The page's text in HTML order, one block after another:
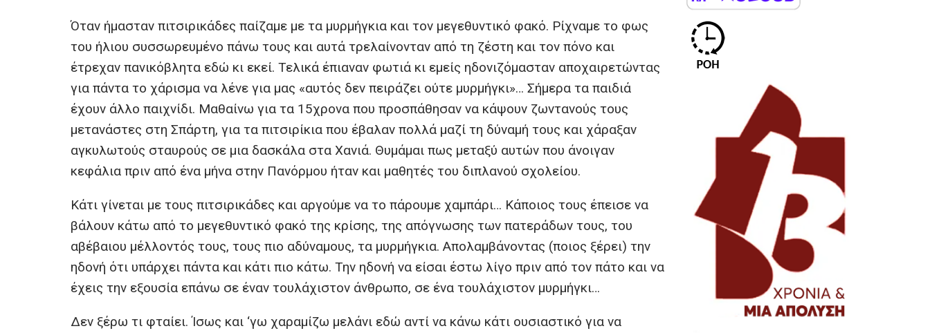
ce
b
o
o
k
tt
er
ail er at
s
A
p
p
se
n
g
er
Όταν ήμασταν πιτσιρικάδες παίζαμε με τα μυρμήγκια και τον μεγεθυντικό φακό. Ρίχναμε το φως
του ήλιου συσσωρευμένο πάνω τους και αυτά τρελαίνονταν από τη ζέστη και τον πόνο και
έτρεχαν πανικόβλητα εδώ κι εκεί. Τελικά έπιαναν φωτιά κι εμείς ηδονιζόμασταν αποχαιρετώντας
για πάντα το χάρισμα να λένε για μας «αυτός δεν πειράζει ούτε μυρμήγκι»… Σήμερα τα παιδιά
έχουν άλλο παιχνίδι. Μαθαίνω για τα 15χρονα που προσπάθησαν να κάψουν ζωντανούς τους
μετανάστες στη Σπάρτη, για τα πιτσιρίκια που έβαλαν πολλά μαζί τη δύναμή τους και χάραξαν
αγκυλωτούς σταυρούς σε μια δασκάλα στα Χανιά. Θυμάμαι πως μεταξύ αυτών που άνοιγαν
κεφάλια πριν από ένα μήνα στην Πανόρμου ήταν και μαθητές του διπλανού σχολείου.
Κάτι γίνεται με τους πιτσιρικάδες και αργούμε να το πάρουμε χαμπάρι… Κάποιος τους έπεισε να
βάλουν κάτω από το μεγεθυντικό φακό της κρίσης, της απόγνωσης των πατεράδων τους, του
αβέβαιου μέλλοντός τους, τους πιο αδύναμους, τα μυρμήγκια. Απολαμβάνοντας (ποιος ξέρει) την
ηδονή ότι υπάρχει πάντα και κάτι πιο κάτω. Την ηδονή να είσαι έστω λίγο πριν από τον πάτο και να
έχεις την εξουσία επάνω σε έναν τουλάχιστον άνθρωπο, σε ένα τουλάχιστον μυρμήγκι…
Δεν ξέρω τι φταίει. Ίσως και ‘γω χαραμίζω μελάνι εδώ αντί να κάνω κάτι ουσιαστικό για να